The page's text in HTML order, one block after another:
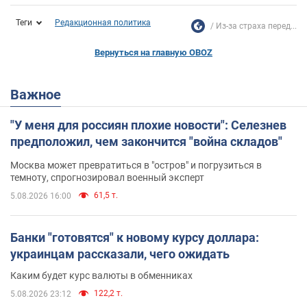
Теги Редакционная политика Из-за страха перед...
Вернуться на главную OBOZ
Важное
"У меня для россиян плохие новости": Селезнев
предположил, чем закончится "война складов"
Москва может превратиться в "остров" и погрузиться в
темноту, спрогнозировал военный эксперт
5.08.2026 16:00 61,5 т.
Банки "готовятся" к новому курсу доллара:
украинцам рассказали, чего ожидать
Каким будет курс валюты в обменниках
5.08.2026 23:12 122,2 т.